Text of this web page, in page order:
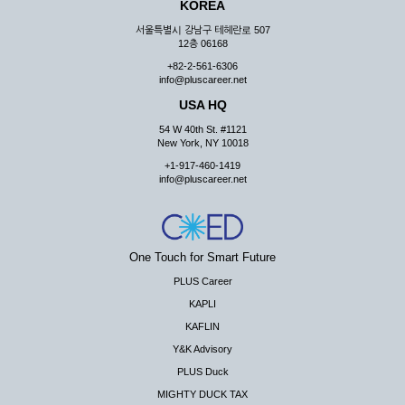
KOREA
서울특별시 강남구 테헤란로 507
12층 06168
+82-2-561-6306
info@pluscareer.net
USA HQ
54 W 40th St. #1121
New York, NY 10018
+1-917-460-1419
info@pluscareer.net
One Touch for Smart Future
PLUS Career
KAPLI
KAFLIN
Y&K Advisory
PLUS Duck
MIGHTY DUCK TAX